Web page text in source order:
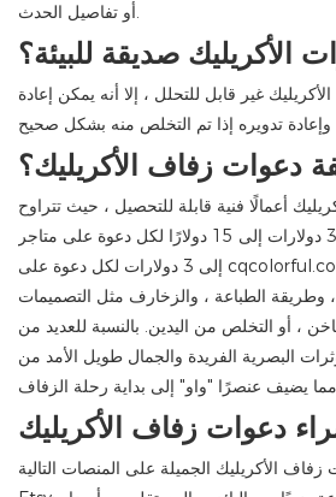
أو تفاصيل الحدث.
الأكريليك صديقة للبيئة؟
غير قابل للتحلل ، إلا أنه يمكن إعادة
دعوات زفاف الأكريليك؟
أعمالًا فنية قابلة للتحصيل ، حيث تتراوح
الأسعار من 3 دولارات إلى 15 دولارًا لكل دعوة على متاجر Etsy و 0.80
إلى 3 دولارات لكل دعوة على cqcolorful.com ، مع أسعار متغيرة على
وطريقة الطباعة ، والزخارف مثل التصميمات
، أو التخلص من اليدين. بالنسبة للعديد من
البصرية الفريدة والجمال طويل الأمد من
دعوات زفاف الأكريليك